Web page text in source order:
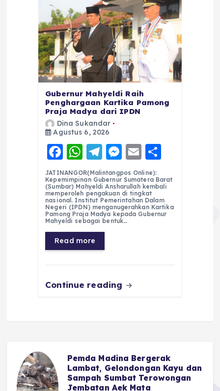
Gubernur Mahyeldi Raih
Penghargaan Kartika Pamong
Praja Madya dari IPDN
Dina Sukandar
Agustus 6, 2026
F
a
c
e
b
o
o
k
W
h
a
ts
A
p
p
T
el
e
g
r
a
m
M
e
ss
e
n
E
m
ai
l
a
re
JATINANGOR(Malintangpos Online):
Kepemimpinan Gubernur Sumatera Barat
(Sumbar) Mahyeldi Ansharullah kembali
memperoleh pengakuan di tingkat
nasional. Institut Pemerintahan Dalam
Negeri (IPDN) menganugerahkan Kartika
Pamong Praja Madya kepada Gubernur
Mahyeldi sebagai bentuk…
Read more
Continue reading
Pemda Madina Bergerak
Lambat, Gelondongan Kayu dan
Sampah Sumbat Terowongan
Jembatan Aek Mata